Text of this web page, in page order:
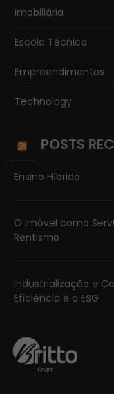
Imobiliária
Escola Técnica
Empreendimentos
Technology
POSTS
Ensino Híbrido
O Imóvel como
Rentismo
Industrialização e
Eficiência e o ESG